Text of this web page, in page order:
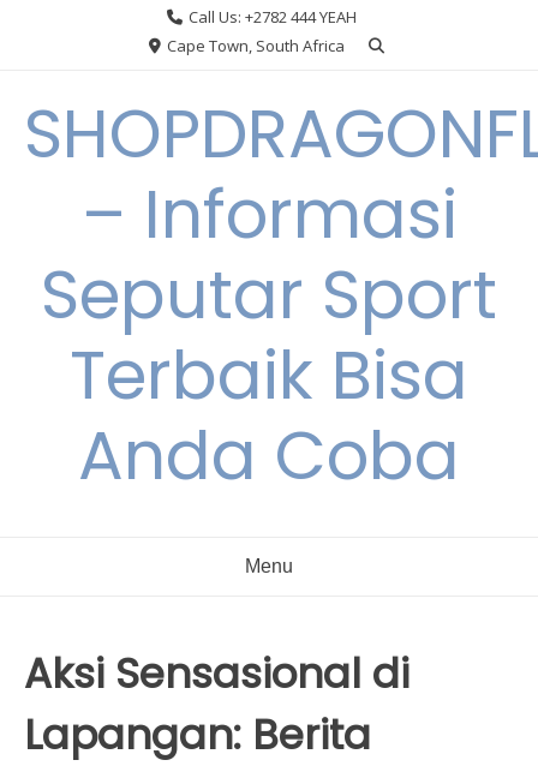
Call Us: +2782 444 YEAH
Cape Town, South Africa
– Informasi
Seputar Sport
Terbaik Bisa
Anda Coba
Menu
Aksi Sensasional di
Lapangan: Berita